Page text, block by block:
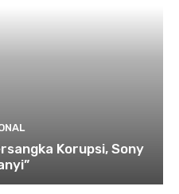
Korupsi, Sony